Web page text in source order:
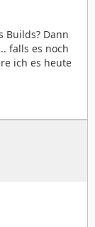
Builds? Dann
falls es noch
ich es heute